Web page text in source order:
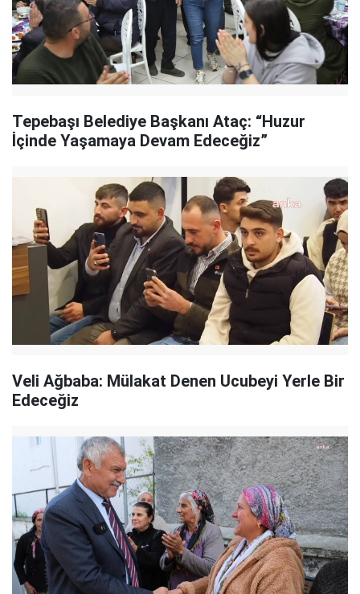
Tepebaşı Belediye Başkanı Ataç: “Huzur
İçinde Yaşamaya Devam Edeceğiz”
Veli Ağbaba: Mülakat Denen Ucubeyi Yerle Bir
Edeceğiz